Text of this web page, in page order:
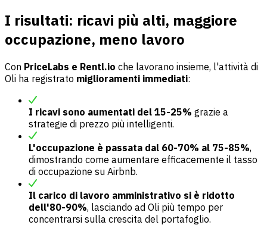
I risultati: ricavi più alti, maggiore
occupazione, meno lavoro
Con PriceLabs e Rentl.io che lavorano insieme, l'attività di
Oli ha registrato miglioramenti immediati:
I ricavi sono aumentati del 15-25% grazie a
strategie di prezzo più intelligenti.
L'occupazione è passata dal 60-70% al 75-85%,
dimostrando come aumentare efficacemente il tasso
di occupazione su Airbnb.
Il carico di lavoro amministrativo si è ridotto
dell'80-90%, lasciando ad Oli più tempo per
concentrarsi sulla crescita del portafoglio.